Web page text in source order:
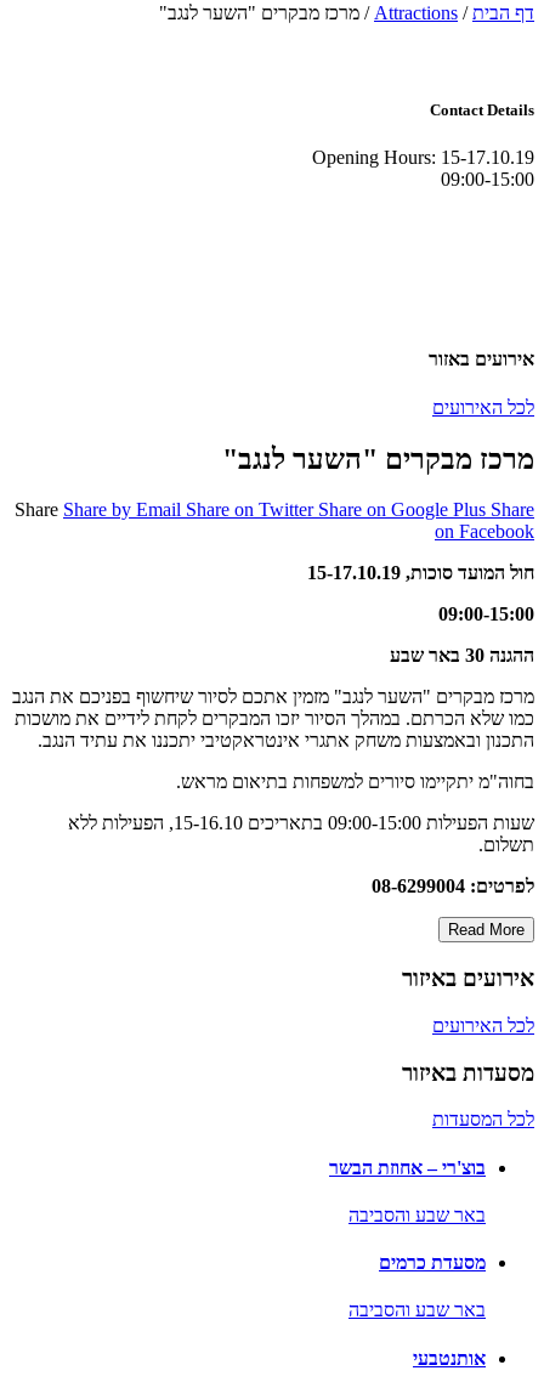
דף הבית/
Attractions
/ מרכז מבקרים "השער לנגב"
Contact Details
Opening Hours: 15-17.10.19
09:00-15:00
אירועים באזור
לכל האירועים
מרכז מבקרים "השער לנגב"
Share Share by Email Share on Twitter Share on Google Plus Share
on Facebook
חול המועד סוכות, 15-17.10.19
09:00-15:00
ההגנה 30 באר שבע
מרכז מבקרים "השער לנגב" מזמין אתכם לסיור שיחשוף בפניכם את הנגב
כמו שלא הכרתם. במהלך הסיור יזכו המבקרים לקחת לידיים את מושכות
התכנון ובאמצעות משחק אתגרי אינטראקטיבי יתכננו את עתיד הנגב.
בחוה"מ יתקיימו סיורים למשפחות בתיאום מראש.
שעות הפעילות 09:00-15:00 בתאריכים 15-16.10, הפעילות ללא
תשלום.
לפרטים: 08-6299004
Read More
אירועים באיזור
לכל האירועים
מסעדות באיזור
לכל המסעדות
בוצ'רי – אחוזת הבשר
באר שבע והסביבה
מסעדת כרמים
באר שבע והסביבה
אותנטבעי